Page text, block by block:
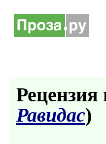
Рецензия
Равидас)